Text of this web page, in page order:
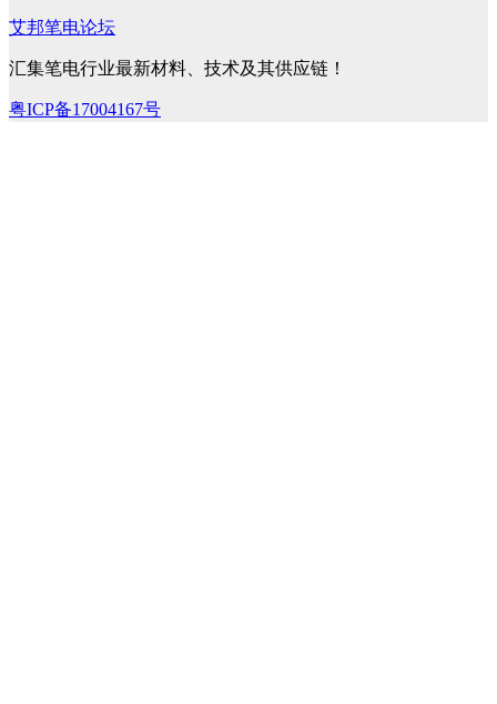
艾邦笔电论坛
汇集笔电行业最新材料、技术及其供应链！
粤ICP备17004167号